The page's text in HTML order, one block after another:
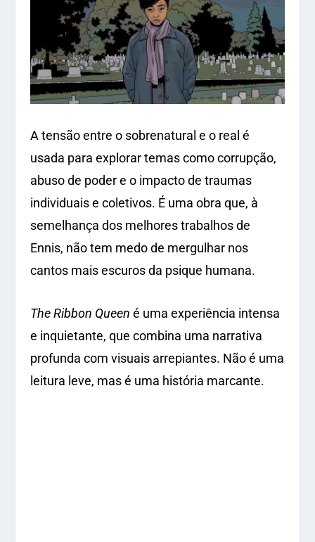
A tensão entre o sobrenatural e o real é
usada para explorar temas como corrupção,
abuso de poder e o impacto de traumas
individuais e coletivos. É uma obra que, à
semelhança dos melhores trabalhos de
Ennis, não tem medo de mergulhar nos
cantos mais escuros da psique humana.
The Ribbon Queen é uma experiência intensa
e inquietante, que combina uma narrativa
profunda com visuais arrepiantes. Não é uma
leitura leve, mas é uma história marcante.